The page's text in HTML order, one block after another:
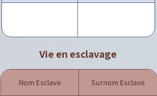
Vie en esclavage
Nom Esclave Surnom Esclave